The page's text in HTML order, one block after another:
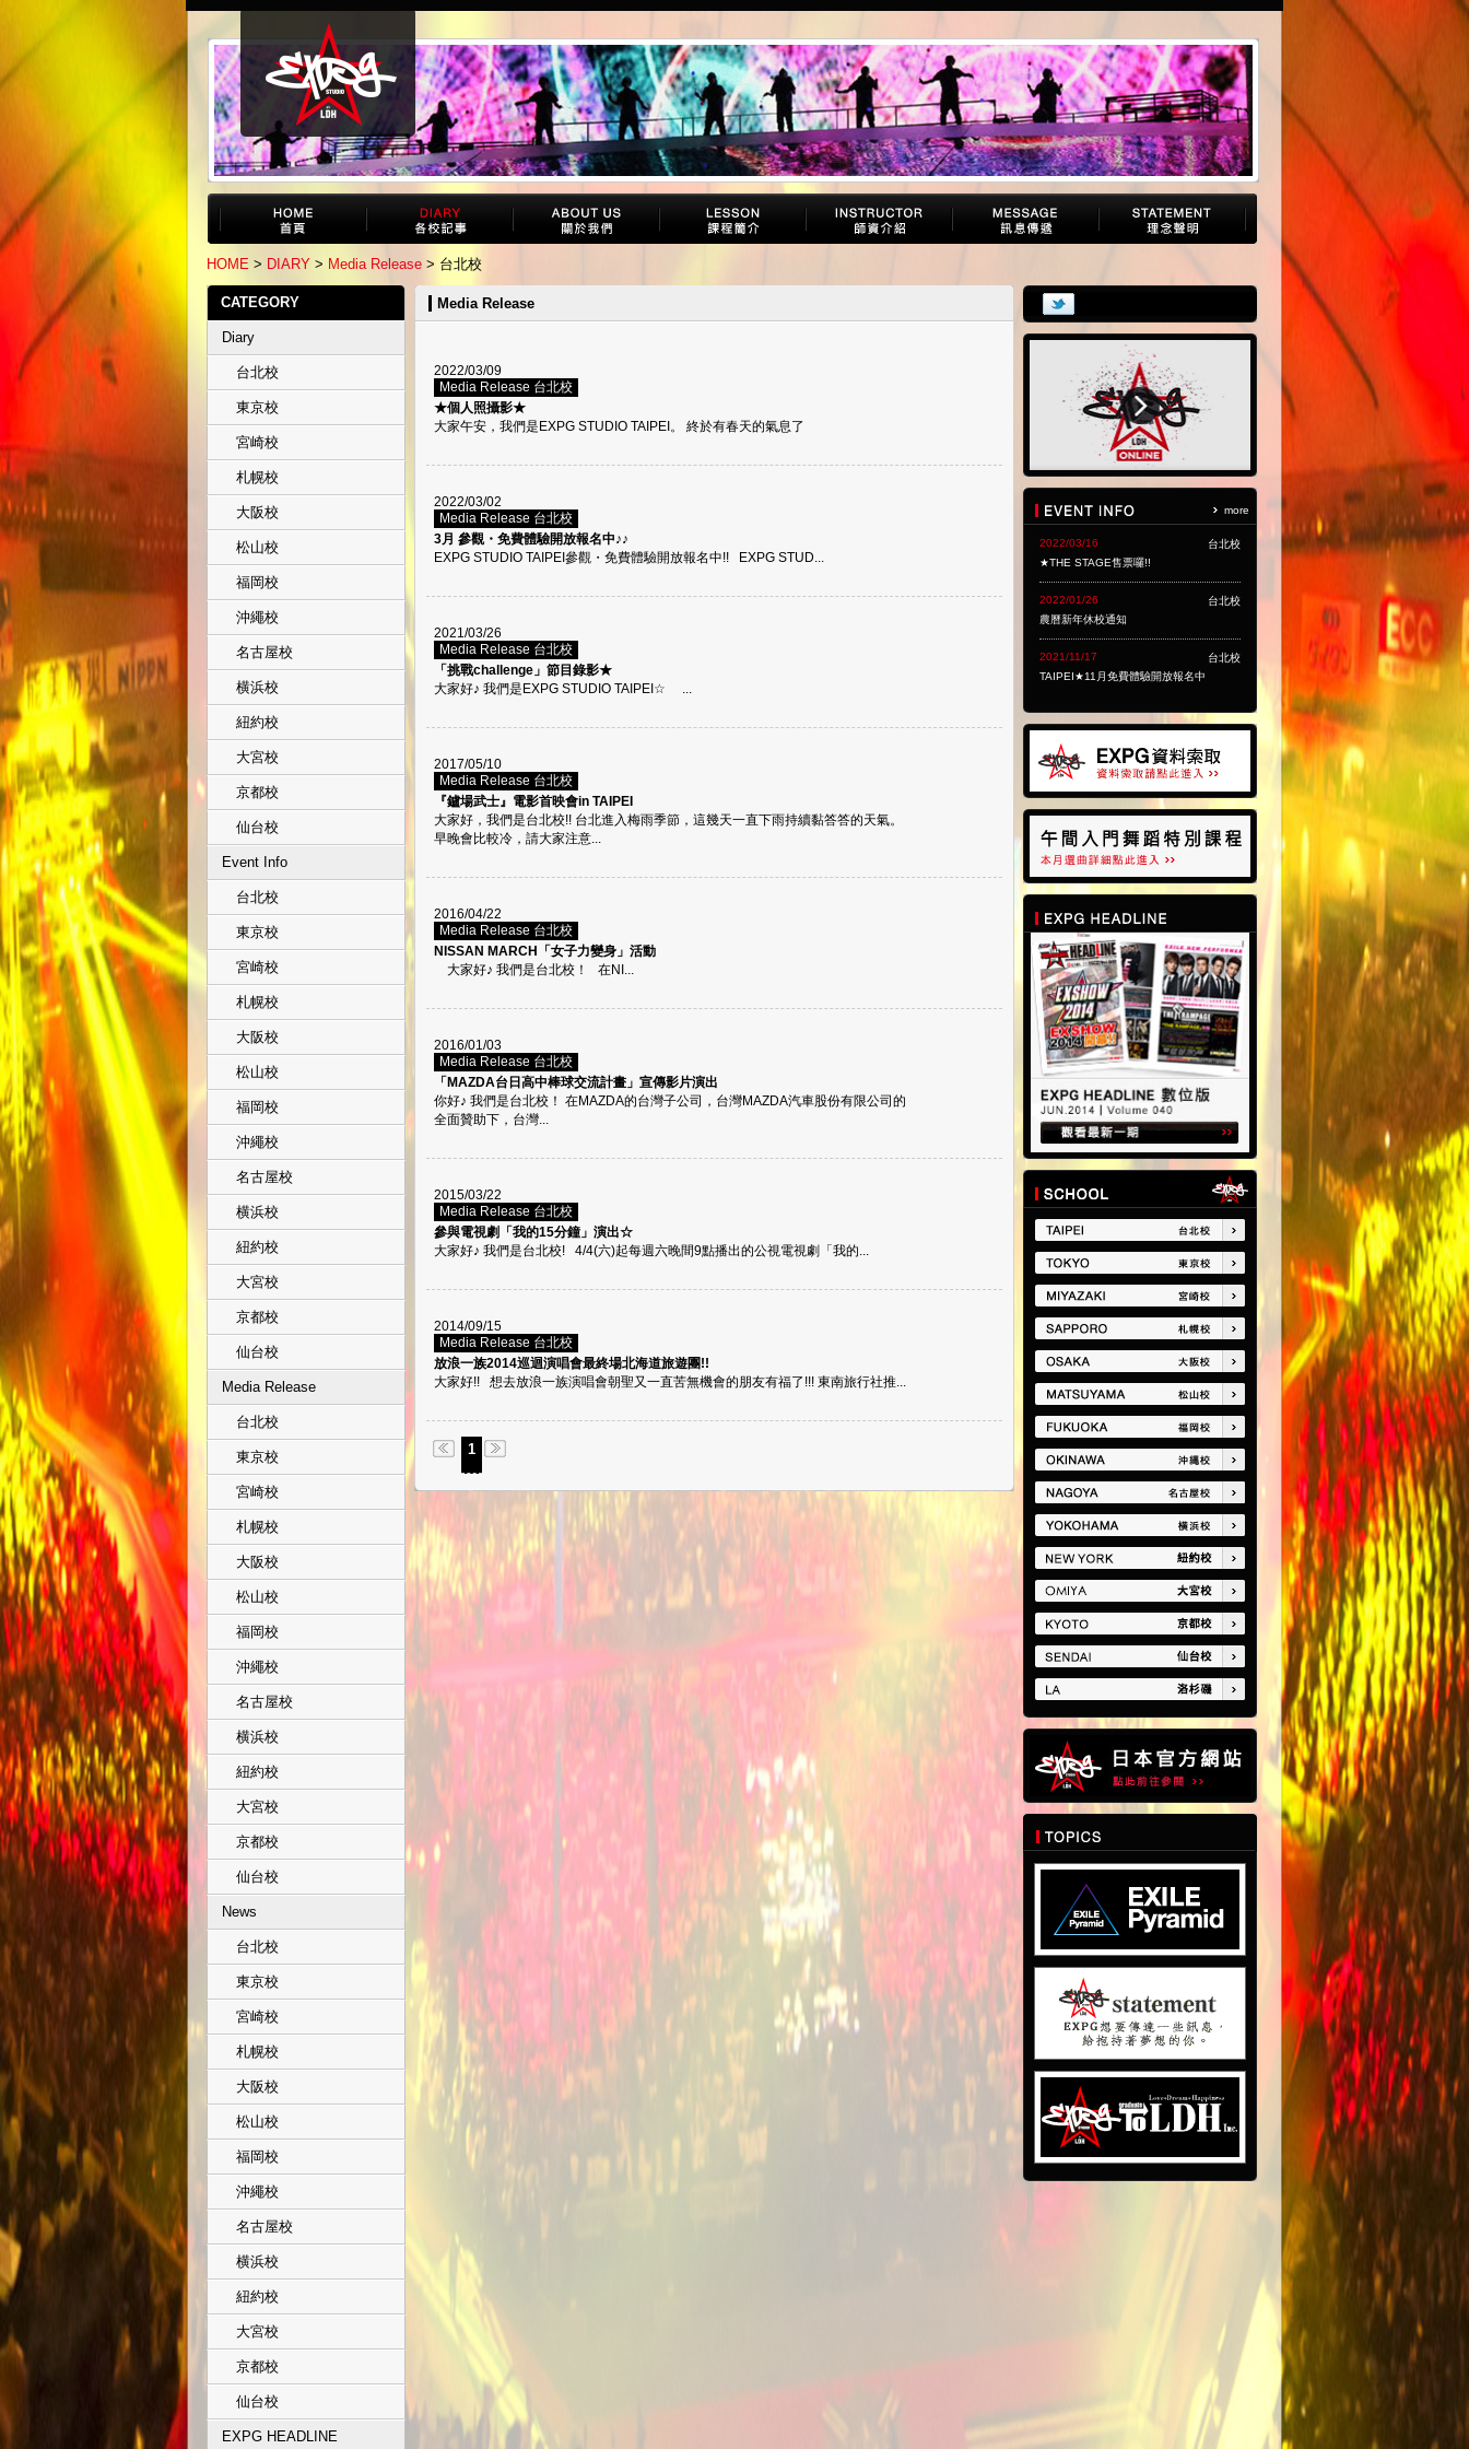
HOME > DIARY > Media Release > 台北校
CATEGORY
Diary
台北校
東京校
宮崎校
札幌校
大阪校
松山校
福岡校
沖繩校
名古屋校
横浜校
紐約校
大宮校
京都校
仙台校
Event Info
台北校
東京校
宮崎校
札幌校
大阪校
松山校
福岡校
沖繩校
名古屋校
横浜校
紐約校
大宮校
京都校
仙台校
Media Release
台北校
東京校
宮崎校
札幌校
大阪校
松山校
福岡校
沖繩校
名古屋校
横浜校
紐約校
大宮校
京都校
仙台校
News
台北校
東京校
宮崎校
札幌校
大阪校
松山校
福岡校
沖繩校
名古屋校
横浜校
紐約校
大宮校
京都校
仙台校
EXPG HEADLINE
Media Release
2022/03/09
Media Release 台北校
★個人照攝影★
大家午安，我們是EXPG STUDIO TAIPEI。 終於有春天的氣息了
2022/03/02
Media Release 台北校
3月 參觀・免費體驗開放報名中♪♪
EXPG STUDIO TAIPEI參觀・免費體驗開放報名中!! EXPG STUD...
2021/03/26
Media Release 台北校
「挑戰challenge」節目錄影★
大家好♪ 我們是EXPG STUDIO TAIPEI☆ ...
2017/05/10
Media Release 台北校
『鑪場武士』電影首映會in TAIPEI
大家好，我們是台北校!! 台北進入梅雨季節，這幾天一直下雨持續黏答答的天氣。
早晚會比較冷，請大家注意...
2016/04/22
Media Release 台北校
NISSAN MARCH「女子力變身」活動
大家好♪ 我們是台北校！ 在NI...
2016/01/03
Media Release 台北校
「MAZDA台日高中棒球交流計畫」宣傳影片演出
你好♪ 我們是台北校！ 在MAZDA的台灣子公司，台灣MAZDA汽車股份有限公司的
全面贊助下，台灣...
2015/03/22
Media Release 台北校
參與電視劇「我的15分鐘」演出☆
大家好♪ 我們是台北校! 4/4(六)起每週六晚間9點播出的公視電視劇「我的...
2014/09/15
Media Release 台北校
放浪一族2014巡迴演唱會最終場北海道旅遊團!!
大家好!! 想去放浪一族演唱會朝聖又一直苦無機會的朋友有福了!!! 東南旅行社推...
1
more
2022/03/16
台北校
★THE STAGE售票囉!!
2022/01/26
台北校
農曆新年休校通知
2021/11/17
台北校
TAIPEI★11月免費體驗開放報名中